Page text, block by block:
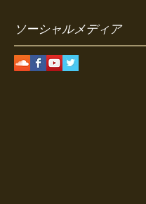
ソーシャルメディア